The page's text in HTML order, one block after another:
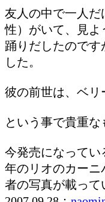
友人の中で一人
性）がいて、見よ
踊りだしたので
した。
彼の前世は、ベ
という事で貴重な
今発売になって
年のリオのカーニ
者の写真が載っ